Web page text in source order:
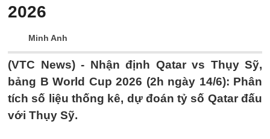
2026
Minh Anh
(VTC News) - Nhận định Qatar vs Thụy Sỹ,
bảng B World Cup 2026 (2h ngày 14/6): Phân
tích số liệu thống kê, dự đoán tỷ số Qatar đấu
với Thụy Sỹ.